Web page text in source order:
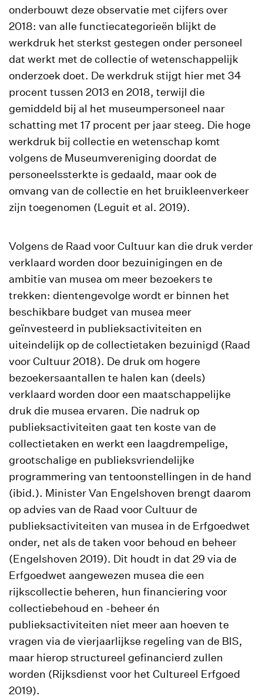
onderbouwt deze observatie met cijfers over
2018: van alle functiecategorieën blijkt de
werkdruk het sterkst gestegen onder personeel
dat werkt met de collectie of wetenschappelijk
onderzoek doet. De werkdruk stijgt hier met 34
procent tussen 2013 en 2018, terwijl die
gemiddeld bij al het museumpersoneel naar
schatting met 17 procent per jaar steeg. Die hoge
werkdruk bij collectie en wetenschap komt
volgens de Museumvereniging doordat de
personeelssterkte is gedaald, maar ook de
omvang van de collectie en het bruikleenverkeer
zijn toegenomen (Leguit et al. 2019).
Volgens de Raad voor Cultuur kan die druk verder
verklaard worden door bezuinigingen en de
ambitie van musea om meer bezoekers te
trekken: dientengevolge wordt er binnen het
beschikbare budget van musea meer
geïnvesteerd in publieksactiviteiten en
uiteindelijk op de collectietaken bezuinigd (Raad
voor Cultuur 2018). De druk om hogere
bezoekersaantallen te halen kan (deels)
verklaard worden door een maatschappelijke
druk die musea ervaren. Die nadruk op
publieksactiviteiten gaat ten koste van de
collectietaken en werkt een laagdrempelige,
grootschalige en publieksvriendelijke
programmering van tentoonstellingen in de hand
(ibid.). Minister Van Engelshoven brengt daarom
op advies van de Raad voor Cultuur de
publieksactiviteiten van musea in de Erfgoedwet
onder, net als de taken voor behoud en beheer
(Engelshoven 2019). Dit houdt in dat 29 via de
Erfgoedwet aangewezen musea die een
rijkscollectie beheren, hun financiering voor
collectiebehoud en -beheer én
publieksactiviteiten niet meer aan hoeven te
vragen via de vierjaarlijkse regeling van de BIS,
maar hierop structureel gefinancierd zullen
worden (Rijksdienst voor het Cultureel Erfgoed
2019).